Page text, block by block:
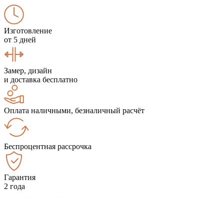
Изготовление
от 5 дней
Замер, дизайн
и доставка бесплатно
Оплата наличными, безналичный расчёт
Беспроцентная рассрочка
Гарантия
2 года